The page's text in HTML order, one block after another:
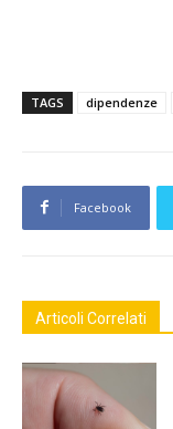
TAGS dipendenze
Facebook
Articoli Correlati